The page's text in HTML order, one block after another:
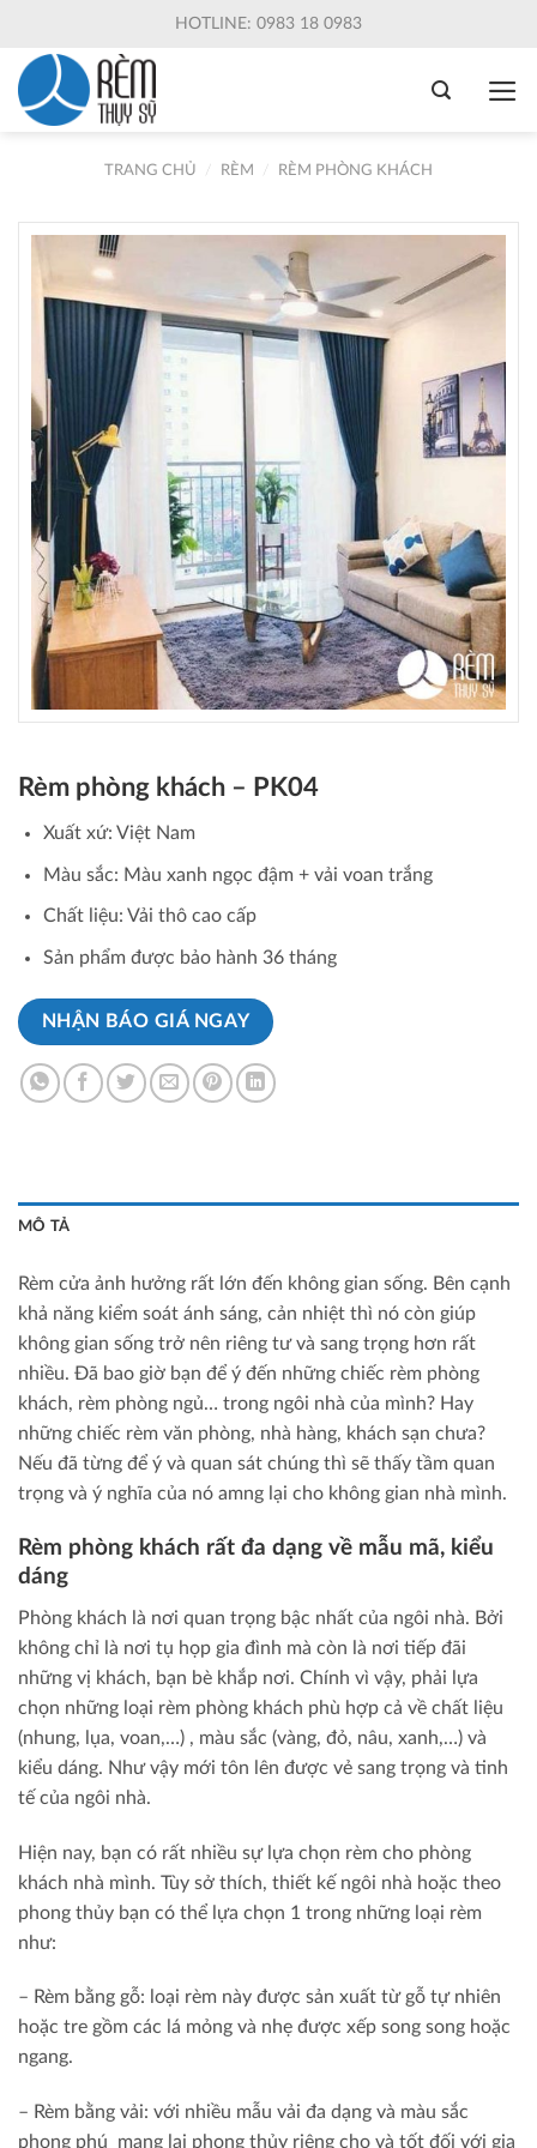
content
HOTLINE: 0983 18 0983
TRANG CHỦ RÈM RÈM PHÒNG KHÁCH
Rèm phòng khách – PK04
Xuất xứ: Việt Nam
Màu sắc: Màu xanh ngọc đậm + vải voan trắng
Chất liệu: Vải thô cao cấp
Sản phẩm được bảo hành 36 tháng
NHẬN BÁO GIÁ NGAY
MÔ TẢ
Rèm cửa ảnh hưởng rất lớn đến không gian sống. Bên cạnh
khả năng kiểm soát ánh sáng, cản nhiệt thì nó còn giúp
không gian sống trở nên riêng tư và sang trọng hơn rất
nhiều. Đã bao giờ bạn để ý đến những chiếc rèm phòng
khách, rèm phòng ngủ… trong ngôi nhà của mình? Hay
những chiếc rèm văn phòng, nhà hàng, khách sạn chưa?
Nếu đã từng để ý và quan sát chúng thì sẽ thấy tầm quan
trọng và ý nghĩa của nó amng lại cho không gian nhà mình.
Rèm phòng khách rất đa dạng về mẫu mã, kiểu
dáng
Phòng khách là nơi quan trọng bậc nhất của ngôi nhà. Bởi
không chỉ là nơi tụ họp gia đình mà còn là nơi tiếp đãi
những vị khách, bạn bè khắp nơi. Chính vì vậy, phải lựa
chọn những loại rèm phòng khách phù hợp cả về chất liệu
(nhung, lụa, voan,…) , màu sắc (vàng, đỏ, nâu, xanh,…) và
kiểu dáng. Như vậy mới tôn lên được vẻ sang trọng và tinh
tế của ngôi nhà.
Hiện nay, bạn có rất nhiều sự lựa chọn rèm cho phòng
khách nhà mình. Tùy sở thích, thiết kế ngôi nhà hoặc theo
phong thủy bạn có thể lựa chọn 1 trong những loại rèm
như:
– Rèm bằng gỗ: loại rèm này được sản xuất từ gỗ tự nhiên
hoặc tre gồm các lá mỏng và nhẹ được xếp song song hoặc
ngang.
– Rèm bằng vải: với nhiều mẫu vải đa dạng và màu sắc
phong phú mang lại phong thủy riêng cho và tốt đối với gia